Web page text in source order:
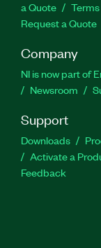
a Quote
Request a Quote
Company
NI is now part of
Newsroom
Support
Downloads
Activate a
Feedback